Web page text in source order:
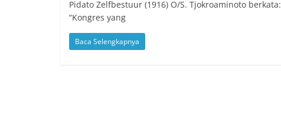
Pidato Zelfbestuur (1916) O/S. Tjokroaminoto berkata:
“Kongres yang
Baca Selengkapnya